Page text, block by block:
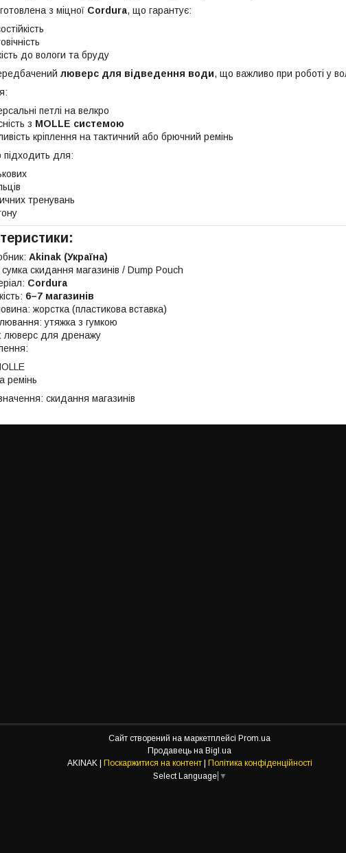
з міцної Cordura, що гарантує:
до вологи та бруду
люверс для відведення води, що важливо при роботі у
петлі на велкро
з MOLLE системою
кріплення на тактичний або брючний ремінь
підходить для:
тренувань
Akinak (Україна)
скидання магазинів / Dump Pouch
Cordura
6–7 магазинів
жорстка (пластикова вставка)
утяжка з гумкою
люверс для дренажу
ремінь
скидання магазинів
Сайт створений на маркетплейсі Prom.ua
Продавець на Bigl.ua
Поскаржитися на контент
Політика конфіденційності
Select Language ▼